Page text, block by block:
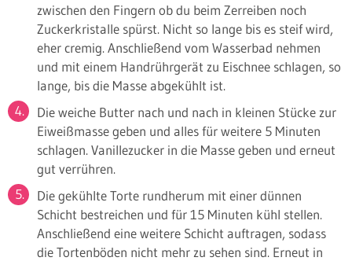
zwischen den Fingern ob du beim Zerreiben noch
Zuckerkristalle spürst. Nicht so lange bis es steif wird,
eher cremig. Anschließend vom Wasserbad nehmen
und mit einem Handrührgerät zu Eischnee schlagen, so
lange, bis die Masse abgekühlt ist.
Die weiche Butter nach und nach in kleinen Stücke zur
Eiweißmasse geben und alles für weitere 5 Minuten
schlagen. Vanillezucker in die Masse geben und erneut
gut verrühren.
Die gekühlte Torte rundherum mit einer dünnen
Schicht bestreichen und für 15 Minuten kühl stellen.
Anschließend eine weitere Schicht auftragen, sodass
die Tortenböden nicht mehr zu sehen sind. Erneut in